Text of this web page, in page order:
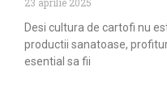
Desi cultura de cartofi nu
productii sanatoase,
esential sa fii